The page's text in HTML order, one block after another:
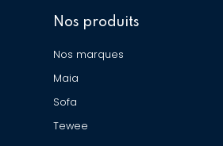
Nos produits
Nos marques
Maia
Sofa
Tewee